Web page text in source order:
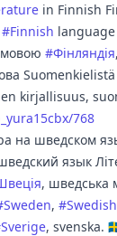
in Finnish
#Finnish language
#Фінляндія
kirjallisuus,
768
на шведском
язык
, шведська
Sweden, #Swedish
Sverige, svenska.